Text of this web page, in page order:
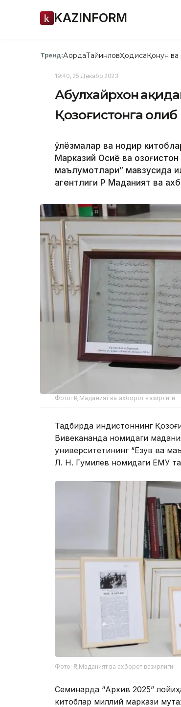
KAZINFORM
Тренд:АқордаТайинловҲодисаҚонун ва
19:40, 25 Декабр 2023
Абулхайрхон
Қозоғистонга
Қўлёзмалар ва нодир
Марказий Осиё ва
маълумотлари” мавзусида
агентлиги ҚР Маданият ва
Фото: ҚР Маданият ва ахборот вазирлиги
Тадбирда Ҳиндистоннинг
Вивекананда номидаги
университетининг “Ёзув ва
Л. Н. Гумилев номидаги ЕМУ
Фото: ҚР Маданият ва ахборот вазирлиги
Семинарда “Архив 2025”
китоблар миллий маркази